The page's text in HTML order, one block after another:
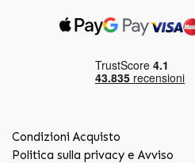
Condizioni Acquisto
Politica sulla privacy e Avviso